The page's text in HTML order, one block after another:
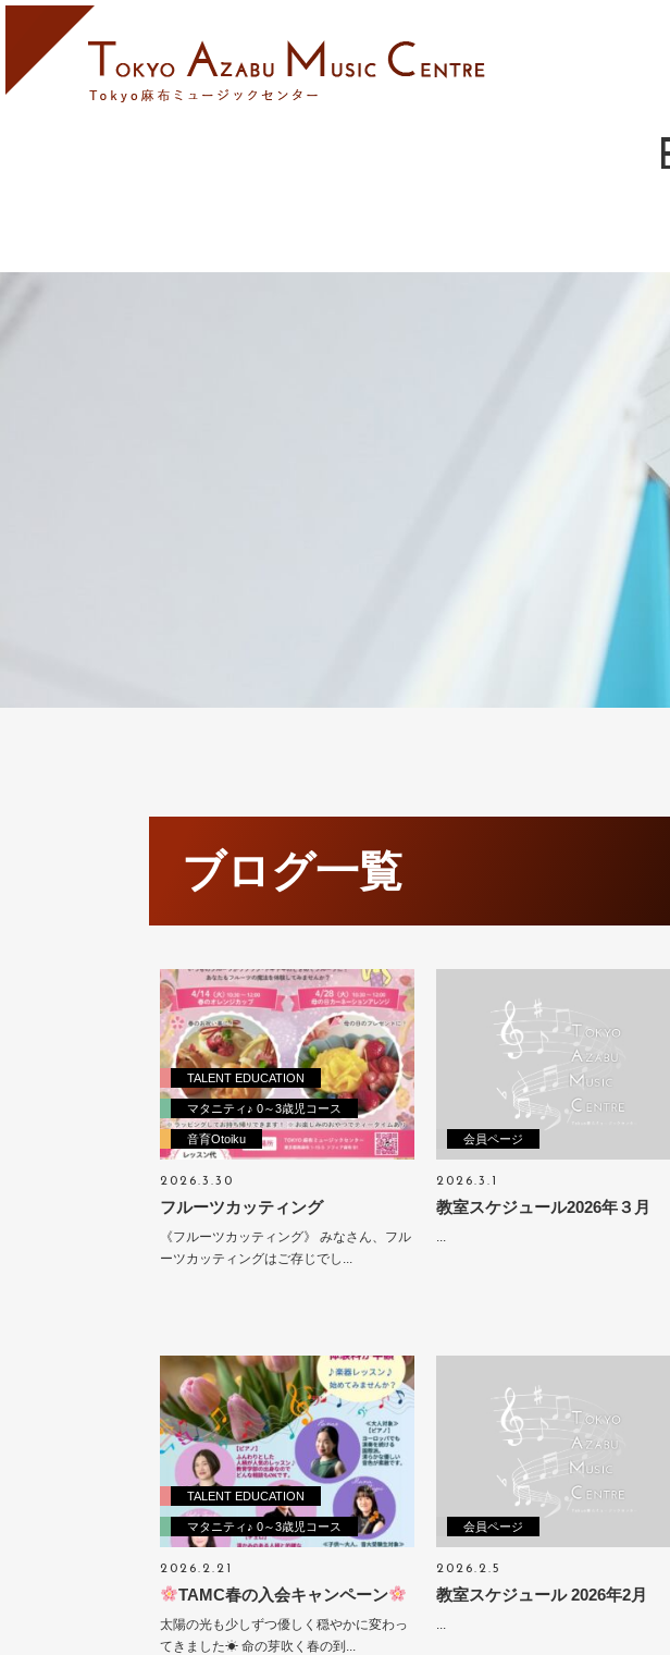
ブログ一覧
TALENT EDUCATION
マタニティ♪ 0～3歳児コース
音育Otoiku
2026.3.30
フルーツカッティング
《フルーツカッティング》 みなさん、フル
ーツカッティングはご存じでし...
会員ページ
2026.3.1
教室スケジュール2026年３月
...
TALENT EDUCATION
マタニティ♪ 0～3歳児コース
2026.2.21
TAMC春の入会キャンペーン
太陽の光も少しずつ優しく穏やかに変わっ
てきました☀ 命の芽吹く春の到...
会員ページ
2026.2.5
教室スケジュール 2026年2月
...